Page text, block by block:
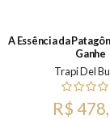
A Essência da
Ganhe
Trapi Del
R$